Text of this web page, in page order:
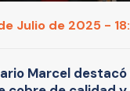
Julio de 2025 -
Marcel